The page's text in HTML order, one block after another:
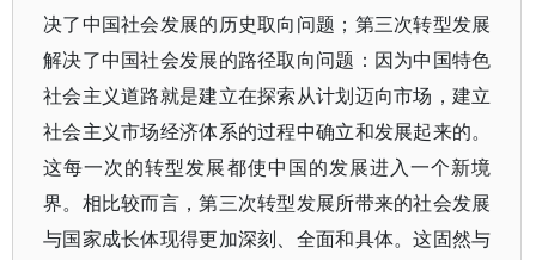
决了中国社会发展的历史取向问题；第三次转型发展
解决了中国社会发展的路径取向问题：因为中国特色
社会主义道路就是建立在探索从计划迈向市场，建立
社会主义市场经济体系的过程中确立和发展起来的。
这每一次的转型发展都使中国的发展进入一个新境
界。相比较而言，第三次转型发展所带来的社会发展
与国家成长体现得更加深刻、全面和具体。这固然与